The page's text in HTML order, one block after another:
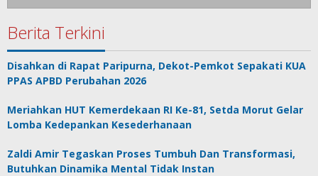
Berita Terkini
Disahkan di Rapat Paripurna, Dekot-Pemkot Sepakati KUA
PPAS APBD Perubahan 2026
Meriahkan HUT Kemerdekaan RI Ke-81, Setda Morut Gelar
Lomba Kedepankan Kesederhanaan
Zaldi Amir Tegaskan Proses Tumbuh Dan Transformasi,
Butuhkan Dinamika Mental Tidak Instan